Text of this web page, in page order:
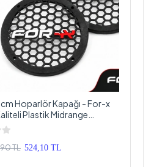
Hoparlör Kapağı - For-x
Plastik Midrange
Kapak 20 cm - 2 Adet
TL 524,10 TL